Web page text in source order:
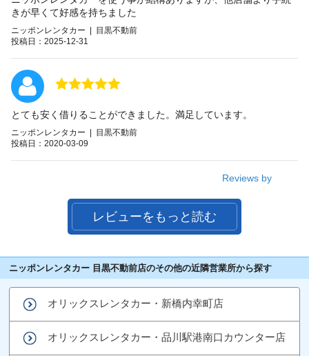
きが早くて好感を持ちました
ニッポンレンタカー | 目黒不動前
投稿日：2025-12-31
とても安く借りることができました。満足しています。
ニッポンレンタカー | 目黒不動前
投稿日：2020-03-09
Reviews by
レビューをもっと読む
ニッポンレンタカー 目黒不動前店のその他の近隣営業所から探す
オリックスレンタカー・新橋内幸町店
オリックスレンタカー・品川駅港南口カウンター店